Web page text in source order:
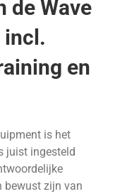
de Wave
incl.
en
is het
juist ingesteld
bewust zijn van